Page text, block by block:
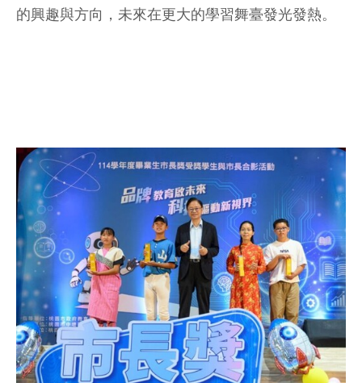
的興趣與方向，未來在更大的學習舞臺發光發熱。